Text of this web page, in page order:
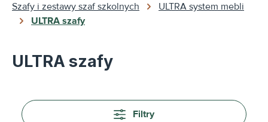
Szafy i zestawy szaf szkolnych
ULTRA system mebli
ULTRA szafy
ULTRA szafy
Filtry